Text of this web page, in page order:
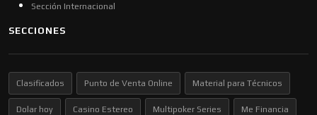
Sección Internacional
SECCIONES
Clasificados Punto de Venta Online Material para Técnicos
Dolar hoy Casino Estereo Multipoker Series Me Financia